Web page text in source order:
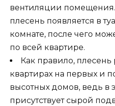
вентиляции помещения.
плесень появляется в
комнате, после чего
по всей квартире.
Как правило, плесень
квартирах на первых и
высотных домов, ведь в
присутствует сырой